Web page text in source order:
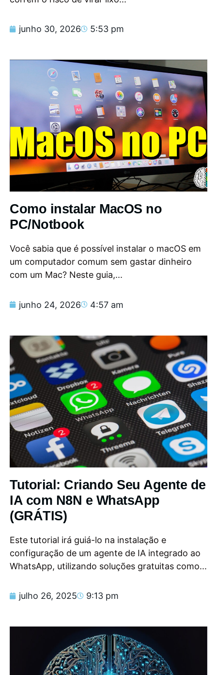
junho 30, 2026 5:53 pm
Como instalar MacOS no
PC/Notbook
Você sabia que é possível instalar o macOS em
um computador comum sem gastar dinheiro
com um Mac? Neste guia,...
junho 24, 2026 4:57 am
Tutorial: Criando Seu Agente de
IA com N8N e WhatsApp
(GRÁTIS)
Este tutorial irá guiá-lo na instalação e
configuração de um agente de IA integrado ao
WhatsApp, utilizando soluções gratuitas como...
julho 26, 2025 9:13 pm